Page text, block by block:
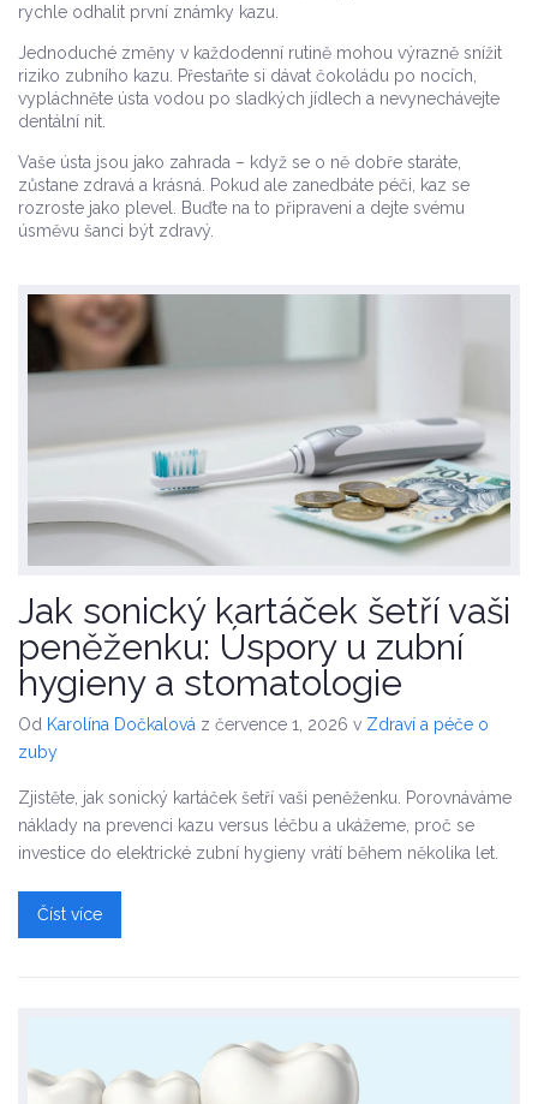
rychle odhalit první známky kazu.
Jednoduché změny v každodenní rutině mohou výrazně snížit
riziko zubního kazu. Přestaňte si dávat čokoládu po nocích,
vypláchněte ústa vodou po sladkých jídlech a nevynechávejte
dentální nit.
Vaše ústa jsou jako zahrada – když se o ně dobře staráte,
zůstane zdravá a krásná. Pokud ale zanedbáte péči, kaz se
rozroste jako plevel. Buďte na to připraveni a dejte svému
úsměvu šanci být zdravý.
Jak sonický kartáček šetří vaši
peněženku: Úspory u zubní
hygieny a stomatologie
Od Karolína Dočkalová z července 1, 2026 v Zdraví a péče o
zuby
Zjistěte, jak sonický kartáček šetří vaši peněženku. Porovnáváme
náklady na prevenci kazu versus léčbu a ukážeme, proč se
investice do elektrické zubní hygieny vrátí během několika let.
Číst více